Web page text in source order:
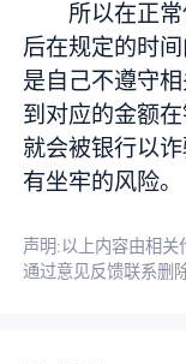
所以在正
后在规定的时
是自己不遵守
到对应的金额
就会被银行以
有坐牢的风险。
声明:以上内容由相关
通过意见反馈联系删